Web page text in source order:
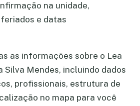
na unidade,
e datas
as informações sobre o Lea
Silva Mendes, incluindo dados
profissionais, estrutura de
no mapa para você